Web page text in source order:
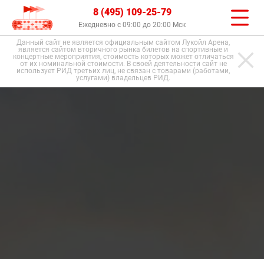
8 (495) 109-25-79
Ежедневно с 09:00 до 20:00 Мск
Данный сайт не является официальным сайтом Лукойл Арена,
является сайтом вторичного рынка билетов на спортивные и
концертные мероприятия, стоимость которых может отличаться
от их номинальной стоимости. В своей деятельности сайт не
использует РИД третьих лиц, не связан с товарами (работами,
услугами) владельцев РИД.